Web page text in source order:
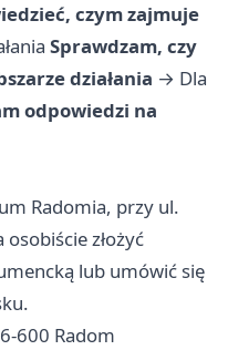
czym zajmuje
Sprawdzam, czy
działania → Dla
odpowiedzi na
Radomia, przy ul.
złożyć
lub umówić się
600 Radom